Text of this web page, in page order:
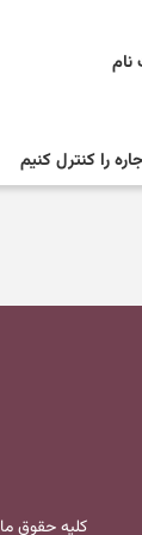
را کنترل کنیم
کلیه حقوق